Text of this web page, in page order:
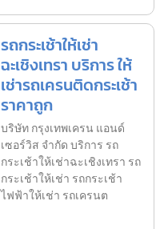
รถกระเช้าให้เช่า
ฉะเชิงเทรา บริการ ให้
เช่ารถเครนติดกระเช้า
ราคาถูก
บริษัท กรุงเทพเครน แอนด์
เซอร์วิส จำกัด บริการ รถ
กระเช้าให้เช่าฉะเชิงเทรา รถ
กระเช้าให้เช่า รถกระเช้า
ไฟฟ้าให้เช่า รถเครนต